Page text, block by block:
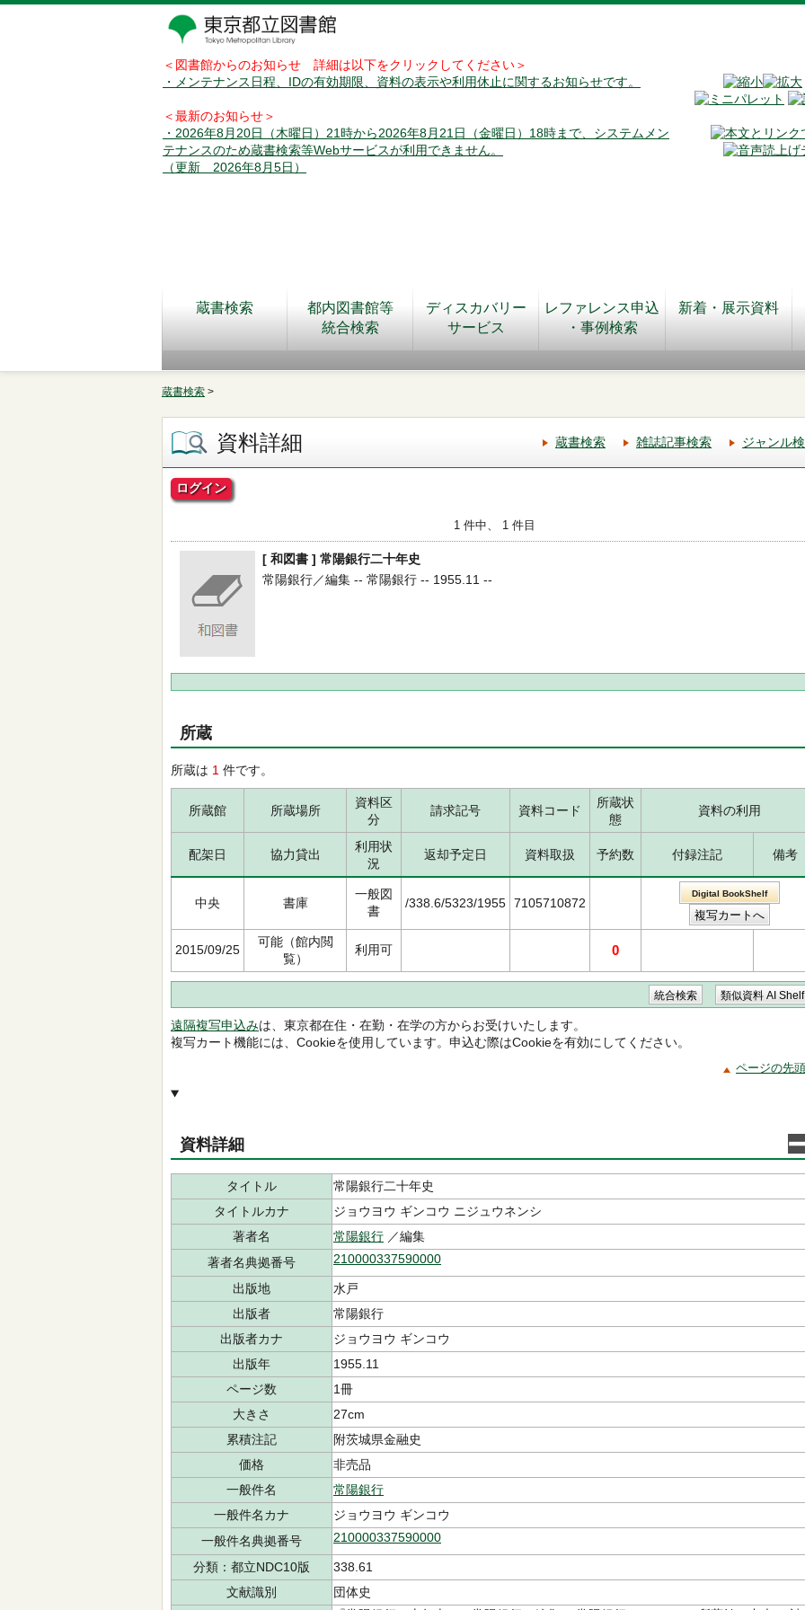
＜図書館からのお知らせ 詳細は以下をクリックしてください＞
・メンテナンス日程、IDの有効期限、資料の表示や利用休止に関するお知らせです。
＜最新のお知らせ＞
・2026年8月20日（木曜日）21時から2026年8月21日（金曜日）18時まで、システムメン
テナンスのため蔵書検索等Webサービスが利用できません。
（更新 2026年8月5日）
蔵書検索
都内図書館等
統合検索
ディスカバリー
サービス
レファレンス申込
・事例検索
新着・展示資料
蔵書検索 >
資料詳細 蔵書検索 雑誌記事検索 ジャンル
ログイン
1 件中、 1 件目
[ 和図書 ] 常陽銀行二十年史
常陽銀行／編集 -- 常陽銀行 -- 1955.11 --
所蔵
所蔵は 1 件です。
所蔵館 所蔵場所
資料区
分
請求記号 資料コード
所蔵状
態
資料の利用
配架日 協力貸出
利用状
況
返却予定日 資料取扱 予約数 付録注記 備考
中央 書庫
一般図
書
/338.6/5323/1955 7105710872
Digital BookShelf
2015/09/25
可能（館内閲
覧）
利用可 0
遠隔複写申込みは、東京都在住・在勤・在学の方からお受けいたします。
複写カート機能には、Cookieを使用しています。申込む際はCookieを有効にしてください。
ページの先
資料詳細
タイトル
常陽銀行二十年史
タイトルカナ
ジョウヨウ ギンコウ ニジュウネンシ
著者名
常陽銀行 ／編集
著者名典拠番号
210000337590000
出版地
水戸
出版者
常陽銀行
出版者カナ
ジョウヨウ ギンコウ
出版年
1955.11
ページ数
1冊
大きさ
27cm
累積注記
附茨城県金融史
価格
非売品
一般件名
常陽銀行
一般件名カナ
ジョウヨウ ギンコウ
一般件名典拠番号
210000337590000
分類：都立NDC10版
338.61
文献識別
団体史